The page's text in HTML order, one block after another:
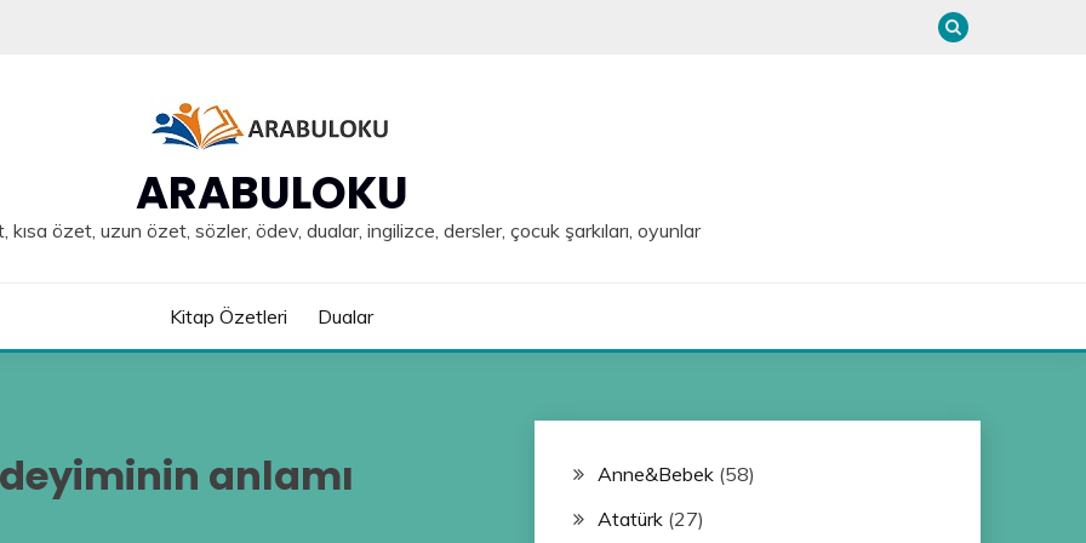
ARABULOKU
özet, uzun özet, sözler, ödev, dualar, ingilizce, dersler, çocuk şarkıları, oyunlar
Kitap Özetleri Dualar
anlamı Anne&Bebek(58)
Atatürk(27)